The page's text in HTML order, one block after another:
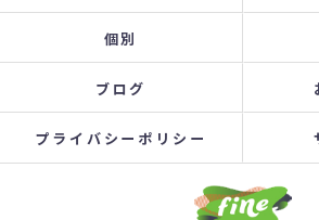
個別
ブログ
プライバシーポリシー